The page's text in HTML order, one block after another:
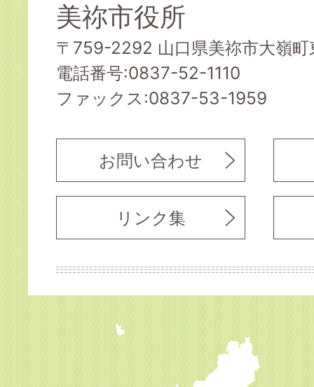
美祢市役所
〒759-2292 山口県美祢市大嶺
電話番号:0837-52-1110
ファックス:0837-53-1959
お問い合わせ
リンク集